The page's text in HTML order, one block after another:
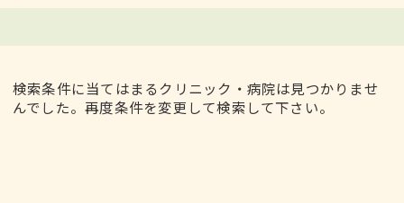
検索条件に当てはまるクリニック・病院は見つかりませ
んでした。再度条件を変更して検索して下さい。